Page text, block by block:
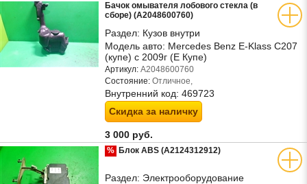
Бачок омывателя лобового стекла (в
сборе) (A2048600760)
Раздел: Кузов внутри
Модель авто: Mercedes Benz E-Klass C207
(купе) с 2009г (Е Купе)
Артикул: A2048600760
Состояние: Отличное,
Внутренний код: 469723
Скидка за наличку
3 000 руб.
% Блок ABS (A2124312912)
Раздел: Электрооборудование